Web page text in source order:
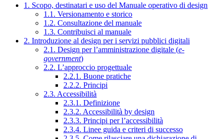
1. Scopo, destinatari e uso del Manuale operativo di design
1.1. Versionamento e storico
1.2. Consultazione del manuale
1.3. Contribuisci al manuale
2. Introduzione al design per i servizi pubblici digitali
2.1. Design per l’amministrazione digitale (e-
government)
2.2. L’approccio progettuale
2.2.1. Buone pratiche
2.2.2. Principi
2.3. Accessibilità
2.3.1. Definizione
2.3.2. Accessibilità by design
2.3.3. Principi per l’accessibilità
2.3.4. Linee guida e criteri di successo